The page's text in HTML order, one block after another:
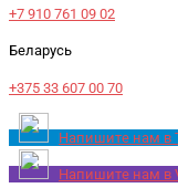
+7 910 761 09 02
Беларусь
+375 33 607 00 70
Напишите нам в
Напишите нам в